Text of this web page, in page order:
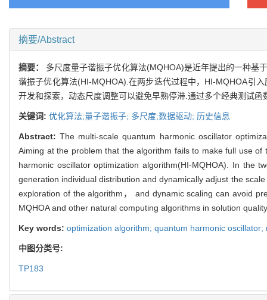
摘要/Abstract
摘要： 多尺度量子谐振子优化算法(MQHOA)是近年提出的一种基
谐振子优化算法(HI-MQHOA).在两步迭代过程中，HI-MQHOA引
开发和探索，动态尺度调整可以避免早熟停滞.通过多个经典测试
关键词: 优化算法;量子谐振子; 多尺度;数据驱动; 历史信息
Abstract:The multi-scale quantum harmonic oscillator
Aiming at the problem that the algorithm fails to make full use
harmonic oscillator optimization algorithm(HI-MQHOA). In the
generation individual distribution and dynamically adjust the
exploration of the algorithm， and dynamic scaling can avoid
MQHOA and other natural computing algorithms in solution
Key words: optimization algorithm; quantum harmonic
中图分类号:
TP183